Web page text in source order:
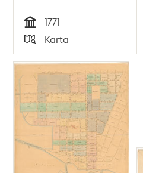
Tid
1771
Typ
Karta